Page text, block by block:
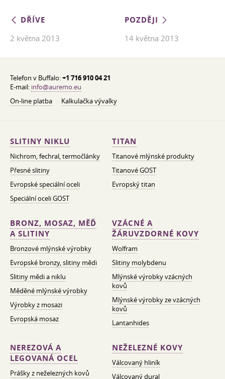
DŘÍVE
2 května 2013
POZDĚJI
14 května 2013
Telefon v Buffalo:+1 716 910 04 21
E-mail: info@auremo.eu
On-line platba
Kalkulačka vývalky
SLITINY NIKLU
Nichrom, fechral, termočlánky
Přesné slitiny
Evropské speciální oceli
Speciální oceli GOST
TITAN
Titanové mlýnské produkty
Titanové GOST
Evropský titan
BRONZ, MOSAZ, MĚĎ
A SLITINY
Bronzové mlýnské výrobky
Evropské bronzy, slitiny mědi
Slitiny mědi a niklu
Měděné mlýnské výrobky
Výrobky z mosazi
Evropská mosaz
VZÁCNÉ A
ŽÁRUVZDORNÉ KOVY
Wolfram
Slitiny molybdenu
Mlýnské výrobky vzácných
kovů
Mlýnské výrobky ze vzácných
kovů
Lantanhides
NEREZOVÁ A
LEGOVANÁ OCEL
Prášky z neželezných kovů
NEŽELEZNÉ KOVY
Válcovaný hliník
Válcovaný dural